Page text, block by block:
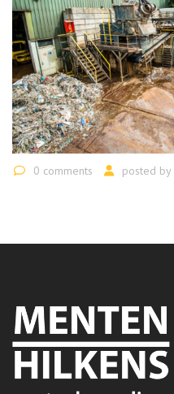
0 comments posted by